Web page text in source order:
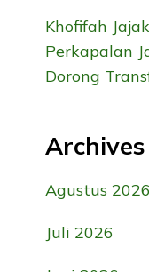
Khofifah
Perkapalan
Dorong
Archives
Agustus 2026
Juli 2026